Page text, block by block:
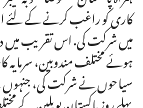
کاری کو راغب کرنے کے لئے
میں شرکت کی. اس تقریب میں
ہوئے مختلف مندوبین، سرمایہ
سیاحوں نے شرکت کی،